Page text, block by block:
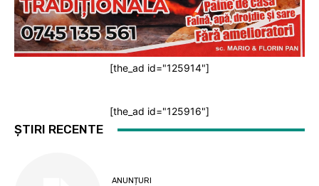
[the_ad id="125914"]
[the_ad id="125916"]
ȘTIRI RECENTE
ANUNȚURI